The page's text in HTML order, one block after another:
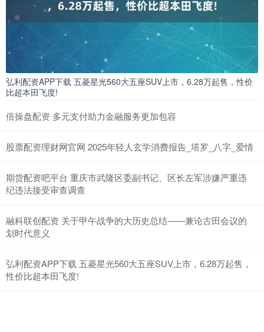
弘利配资APP下载 五菱星光560大五座SUV上市，6.28万起售，性价
比超本田飞度!
倍操盘配资 多元支付助力金融服务更加包容
股票配资理财网官网 2025年轻人玄学消费报告_塔罗_八字_爱情
期货配资吧平台 重庆市武隆区委副书记、区长左军涉嫌严重违
纪违法接受审查调查
融科联创配资 关于甲午战争的大历史总结——兼论古田会议的
划时代意义
弘利配资APP下载 五菱星光560大五座SUV上市，6.28万起售，
性价比超本田飞度!